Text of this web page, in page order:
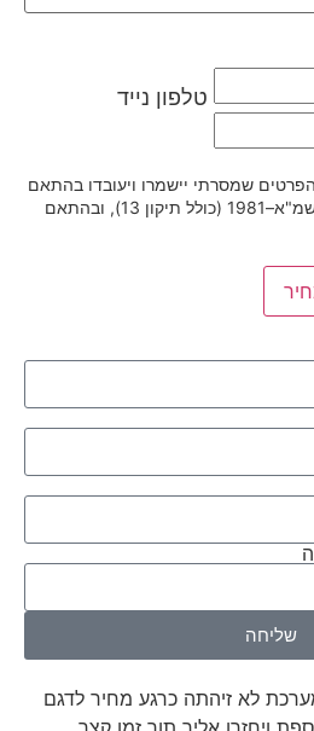
טלפון נייד
שמסרתי יישמרו ויעובדו בהתאם
לחוק הגנת הפרטיות, התשמ"א–1981 (כולל תיקון 13), ובהתאם
שליחה
לא זיהתה כרגע מחיר לדגם